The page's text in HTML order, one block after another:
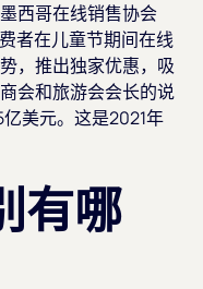
西哥在线销售协会
者在儿童节期间在线
，推出独家优惠，吸
会和旅游会会长的说
美元。这是2021年
有哪